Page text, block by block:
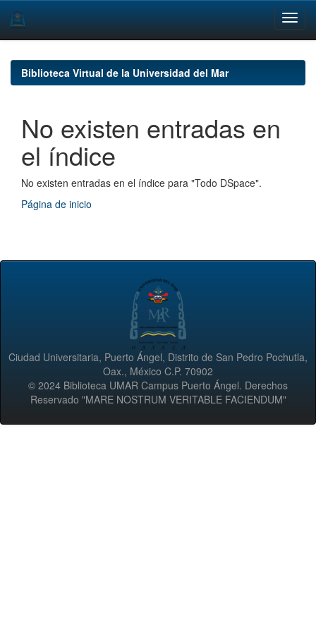
navigationBiblioteca Virtual de la Universidad del Mar
No existen entradas en
el índice
No existen entradas en el índice para "Todo DSpace".
Página de inicio
Ciudad Universitaria, Puerto Ángel, Distrito de San Pedro Pochutla,
Oax., México C.P. 70902
© 2024 Biblioteca UMAR Campus Puerto Ángel. Derechos
Reservado "MARE NOSTRUM VERITABLE FACIENDUM"